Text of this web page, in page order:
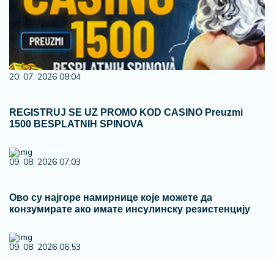
20. 07. 2026 08:04
REGISTRUJ SE UZ PROMO KOD CASINO Preuzmi
1500 BESPLATNIH SPINOVA
09. 08. 2026 07:03
Ово су најгоре намирнице које можете да
конзумирате ако имате инсулинску резистенцију
09. 08. 2026 06:53